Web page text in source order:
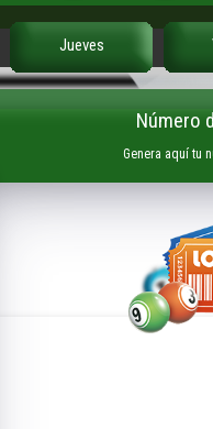
Jueves
Número
Genera aquí tu